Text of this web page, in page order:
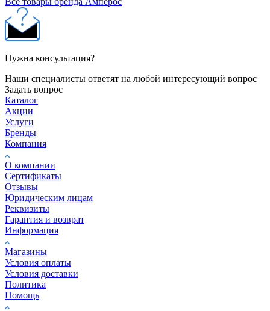
Нужна консультация?
Наши специалисты ответят на любой интересующий вопрос
Задать вопрос
Каталог
Акции
Услуги
Бренды
Компания
О компании
Сертификаты
Отзывы
Юридическим лицам
Реквизиты
Гарантия и возврат
Информация
Магазины
Условия оплаты
Условия доставки
Политика
Помощь